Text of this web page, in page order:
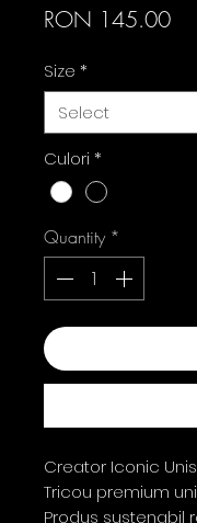
RON 145.00
Size *
Culori *
Quantity *
Creator Iconic
Tricou premium
Produs sustenabil